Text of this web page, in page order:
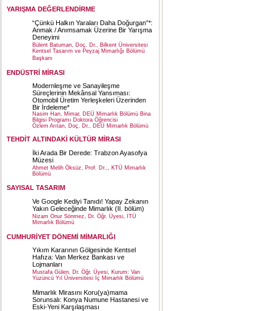
YARIŞMA DEĞERLENDİRME
“Çünkü Halkın Yaraları Daha Doğurgan”*:
Anmak / Anımsamak Üzerine Bir Yarışma
Deneyimi
Bülent Batuman, Doç. Dr., Bilkent Üniversitesi
Kentsel Tasarım ve Peyzaj Mimarlığı Bölümü
Başkanı
ENDÜSTRİ MİRASI
Modernleşme ve Sanayileşme
Süreçlerinin Mekânsal Yansıması:
Otomobil Üretim Yerleşkeleri Üzerinden
Bir İrdeleme*
Nasim Han, Mimar, DEÜ Mimarlık Bölümü Bina
Bilgisi Programı Doktora Öğrencisi
Özlem Arıtan, Doç. Dr., DEÜ Mimarlık Bölümü
TEHDİT ALTINDAKİ KÜLTÜR MİRASI
İki Arada Bir Derede: Trabzon Ayasofya
Müzesi
Ahmet Melih Öksüz, Prof. Dr.,, KTÜ Mimarlık
Bölümü
SAYISAL TASARIM
Ve Google Kediyi Tanıdı! Yapay Zekanın
Yakın Geleceğinde Mimarlık (II. bölüm)
Nizam Onur Sönmez, Dr. Öğr. Üyesi, İTÜ
Mimarlık Bölümü
CUMHURİYET DÖNEMİ MİMARLIĞI
Yıkım Kararının Gölgesinde Kentsel
Hafıza: Van Merkez Bankası ve
Lojmanları
Mustafa Gülen, Dr. Öğr. Üyesi, Kurum: Van
Yüzüncü Yıl Üniversitesi İç Mimarlık Bölümü
Mimarlık Mirasını Koru(ya)mama
Sorunsalı: Konya Numune Hastanesi ve
Eski-Yeni Karşılaşması